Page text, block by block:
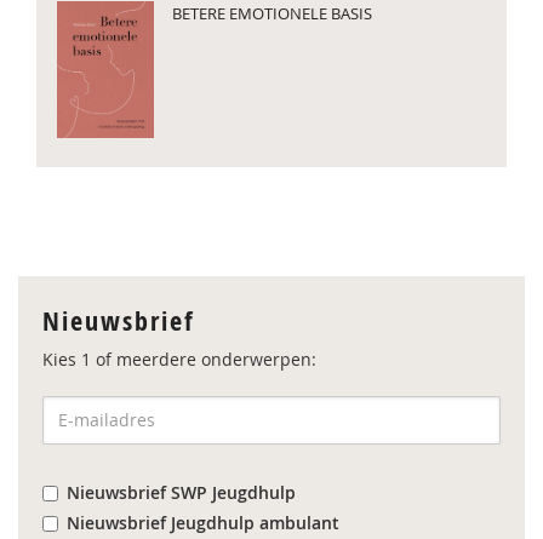
BETERE EMOTIONELE BASIS
Nieuwsbrief
Kies 1 of meerdere onderwerpen:
Nieuwsbrief SWP Jeugdhulp
Nieuwsbrief Jeugdhulp ambulant